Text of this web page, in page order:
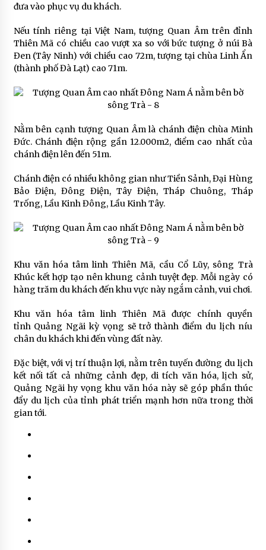
đưa vào phục vụ du khách.
Nếu tính riêng tại Việt Nam, tượng Quan Âm trên đỉnh
Thiên Mã có chiều cao vượt xa so với bức tượng ở núi Bà
Đen (Tây Ninh) với chiều cao 72m, tượng tại chùa Linh Ẩn
(thành phố Đà Lạt) cao 71m.
Nằm bên cạnh tượng Quan Âm là chánh điện chùa Minh
Đức. Chánh điện rộng gần 12.000m2, điểm cao nhất của
chánh điện lên đến 51m.
Chánh điện có nhiều không gian như Tiền Sảnh, Đại Hùng
Bảo Điện, Đông Điện, Tây Điện, Tháp Chuông, Tháp
Trống, Lầu Kinh Đông, Lầu Kinh Tây.
Khu văn hóa tâm linh Thiên Mã, cầu Cổ Lũy, sông Trà
Khúc kết hợp tạo nên khung cảnh tuyệt đẹp. Mỗi ngày có
hàng trăm du khách đến khu vực này ngắm cảnh, vui chơi.
Khu văn hóa tâm linh Thiên Mã được chính quyền
tỉnh Quảng Ngãi kỳ vọng sẽ trở thành điểm du lịch níu
chân du khách khi đến vùng đất này.
Đặc biệt, với vị trí thuận lợi, nằm trên tuyến đường du lịch
kết nối tất cả những cảnh đẹp, di tích văn hóa, lịch sử,
Quảng Ngãi hy vọng khu văn hóa này sẽ góp phần thúc
đẩy du lịch của tỉnh phát triển mạnh hơn nữa trong thời
gian tới.